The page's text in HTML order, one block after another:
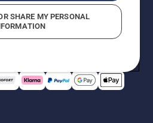
direkten Kauf verfügbar.
Datenschutzerklärung
Verstöße melden
SHARE MY PERSONAL